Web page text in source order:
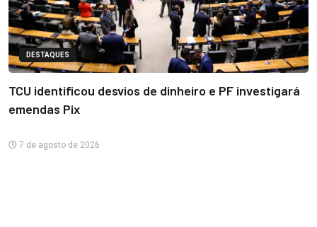
DESTAQUES
TCU identificou desvios de dinheiro e PF investigará
emendas Pix
7 de agosto de 2026